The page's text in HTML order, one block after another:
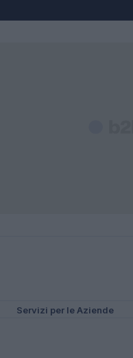
Servizi per le Aziende